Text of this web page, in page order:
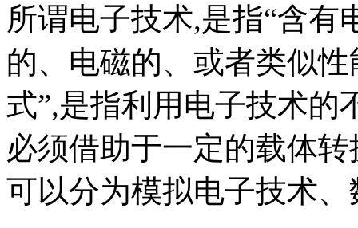
所谓电子技术,是指“含
的、电磁的、或者类似
式”,是指利用电子技术的
必须借助于一定的载体
可以分为模拟电子技术